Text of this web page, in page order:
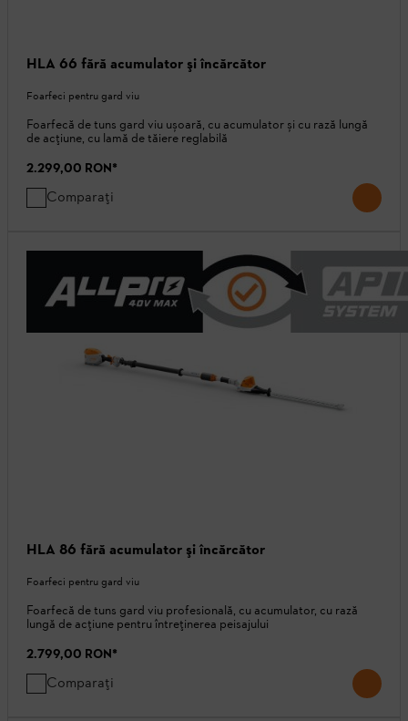
HLA 66 fără acumulator şi încărcător
Foarfeci pentru gard viu
Foarfecă de tuns gard viu ușoară, cu acumulator și cu rază lungă
de acțiune, cu lamă de tăiere reglabilă
2.299,00 RON*
Comparați
HLA 86 fără acumulator şi încărcător
Foarfeci pentru gard viu
Foarfecă de tuns gard viu profesională, cu acumulator, cu rază
lungă de acțiune pentru întreținerea peisajului
2.799,00 RON*
Comparați